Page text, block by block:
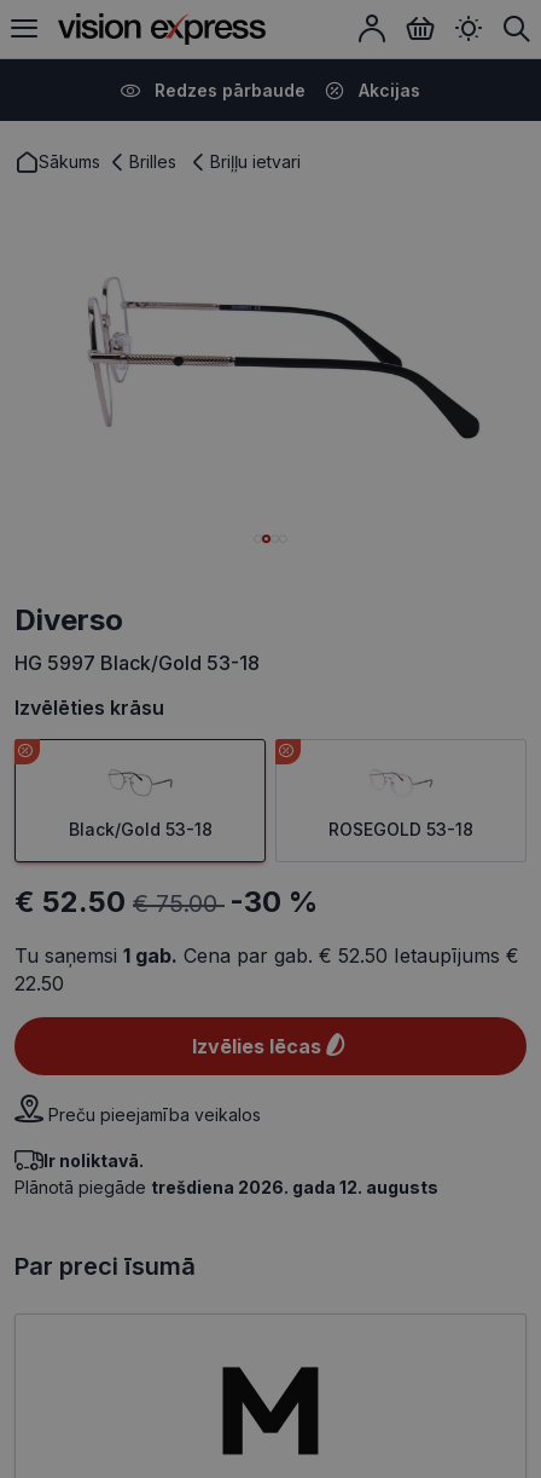
Redzes pārbaude Akcijas
Sākums Brilles Briļļu ietvari
Diverso
HG 5997 Black/Gold 53-18
Izvēlēties krāsu
Black/Gold 53-18 ROSEGOLD 53-18
€ 52.50 € 75.00 -30 %
Tu saņemsi 1 gab. Cena par gab. € 52.50 Ietaupījums €
22.50
Izvēlies lēcas
Preču pieejamība veikalos
Ir noliktavā.
Plānotā piegāde trešdiena 2026. gada 12. augusts
Par preci īsumā